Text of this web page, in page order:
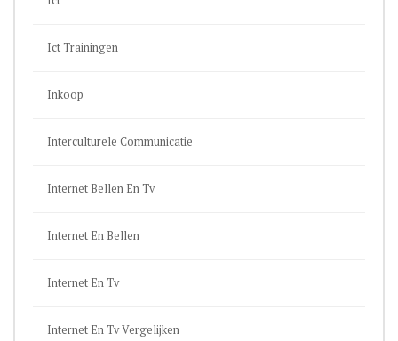
Ict Trainingen
Inkoop
Interculturele Communicatie
Internet Bellen En Tv
Internet En Bellen
Internet En Tv
Internet En Tv Vergelijken